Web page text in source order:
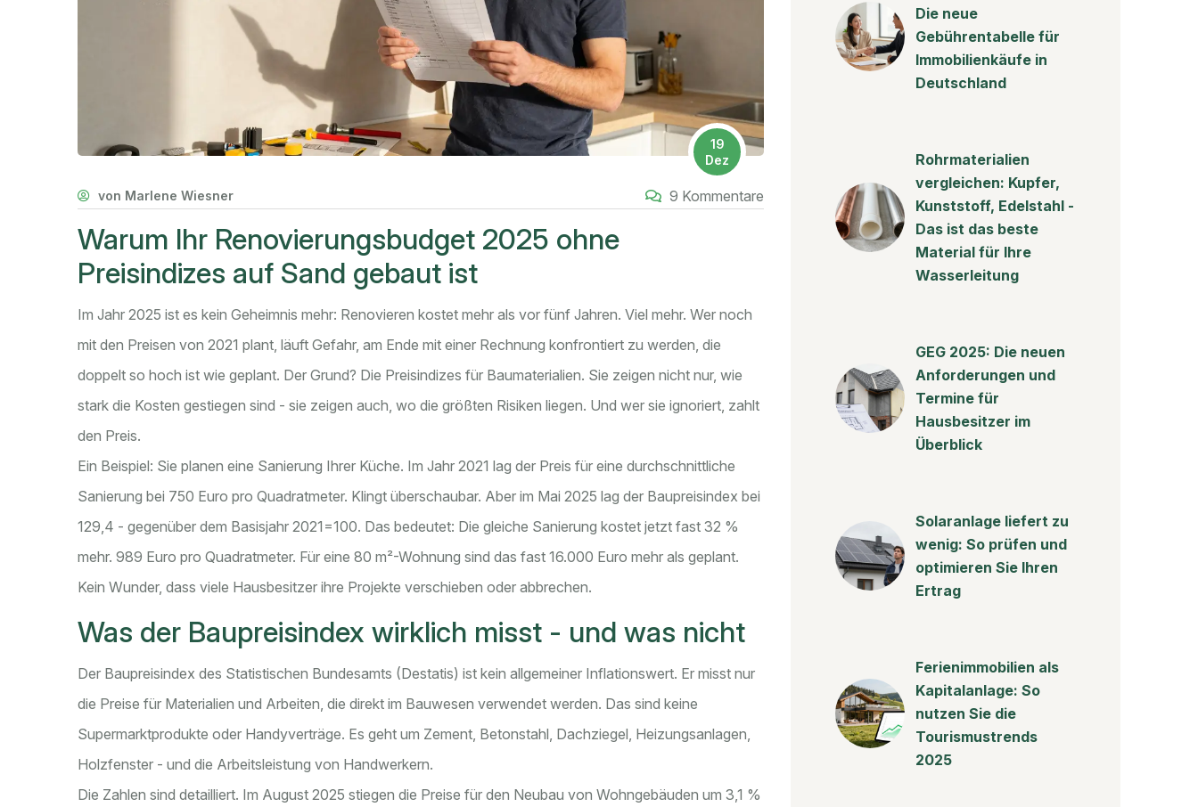
19
Dez
von Marlene Wiesner 9 Kommentare
Warum Ihr Renovierungsbudget 2025 ohne
Preisindizes auf Sand gebaut ist
Im Jahr 2025 ist es kein Geheimnis mehr: Renovieren kostet mehr als vor fünf Jahren. Viel mehr. Wer noch
mit den Preisen von 2021 plant, läuft Gefahr, am Ende mit einer Rechnung konfrontiert zu werden, die
doppelt so hoch ist wie geplant. Der Grund? Die Preisindizes für Baumaterialien. Sie zeigen nicht nur, wie
stark die Kosten gestiegen sind - sie zeigen auch, wo die größten Risiken liegen. Und wer sie ignoriert, zahlt
den Preis.
Ein Beispiel: Sie planen eine Sanierung Ihrer Küche. Im Jahr 2021 lag der Preis für eine durchschnittliche
Sanierung bei 750 Euro pro Quadratmeter. Klingt überschaubar. Aber im Mai 2025 lag der Baupreisindex bei
129,4 - gegenüber dem Basisjahr 2021=100. Das bedeutet: Die gleiche Sanierung kostet jetzt fast 32 %
mehr. 989 Euro pro Quadratmeter. Für eine 80 m²-Wohnung sind das fast 16.000 Euro mehr als geplant.
Kein Wunder, dass viele Hausbesitzer ihre Projekte verschieben oder abbrechen.
Was der Baupreisindex wirklich misst - und was nicht
Der Baupreisindex des Statistischen Bundesamts (Destatis) ist kein allgemeiner Inflationswert. Er misst nur
die Preise für Materialien und Arbeiten, die direkt im Bauwesen verwendet werden. Das sind keine
Supermarktprodukte oder Handyverträge. Es geht um Zement, Betonstahl, Dachziegel, Heizungsanlagen,
Holzfenster - und die Arbeitsleistung von Handwerkern.
Die Zahlen sind detailliert. Im August 2025 stiegen die Preise für den Neubau von Wohngebäuden um 3,1 %
Die neue
Gebührentabelle für
Immobilienkäufe in
Deutschland
Rohrmaterialien
vergleichen: Kupfer,
Kunststoff, Edelstahl -
Das ist das beste
Material für Ihre
Wasserleitung
GEG 2025: Die neuen
Anforderungen und
Termine für
Hausbesitzer im
Überblick
Solaranlage liefert zu
wenig: So prüfen und
optimieren Sie Ihren
Ertrag
Ferienimmobilien als
Kapitalanlage: So
nutzen Sie die
Tourismustrends
2025